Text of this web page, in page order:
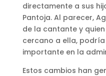
directamente a sus
Pantoja. Al parecer,
de la cantante y
cercano a ella,
importante en la
Estos cambios han